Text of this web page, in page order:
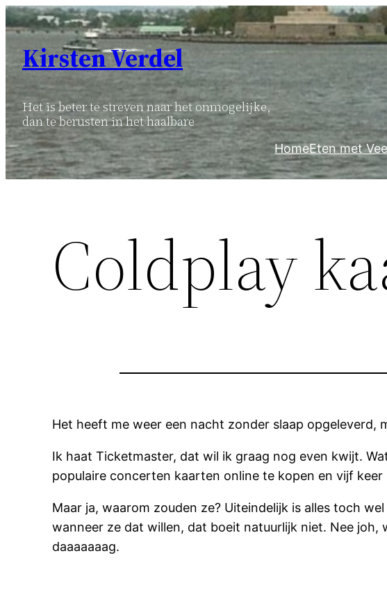
Ga
naar
inhoud
Kirsten Verdel
Het is beter te streven naar het onmogelijke,
dan te berusten in het haalbare
HomeEten met
Coldplay
Het heeft me weer een nacht zonder slaap opgeleverd,
Ik haat Ticketmaster, dat wil ik graag nog even kwijt.
populaire concerten kaarten online te kopen en vijf
Maar ja, waarom zouden ze? Uiteindelijk is alles toch
wanneer ze dat willen, dat boeit natuurlijk niet. Nee
daaaaaaag.